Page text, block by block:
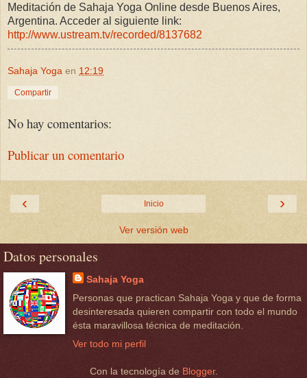
Meditación de Sahaja Yoga Online desde Buenos Aires,
Argentina. Acceder al siguiente link:
http://www.ustream.tv/recorded/8137682
Sahaja Yoga en 12:19
Compartir
No hay comentarios:
Publicar un comentario
‹ ›
Inicio
Ver versión web
Datos personales
Sahaja Yoga
Personas que practican Sahaja Yoga y que de forma
desinteresada quieren compartir con todo el mundo
ésta maravillosa técnica de meditación.
Ver todo mi perfil
Con la tecnología de Blogger.